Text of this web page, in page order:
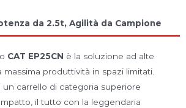
da 2.5t, Agilità da Campione
CAT EP25CN è la soluzione ad alte
massima produttività in spazi limitati.
un carrello di categoria superiore
il tutto con la leggendaria